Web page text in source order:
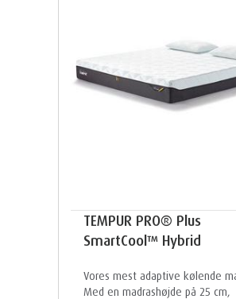
TEMPUR PRO® Plus
SmartCool™ Hybrid
Vores mest adaptive kølende
Med en madrashøjde på 25 cm,